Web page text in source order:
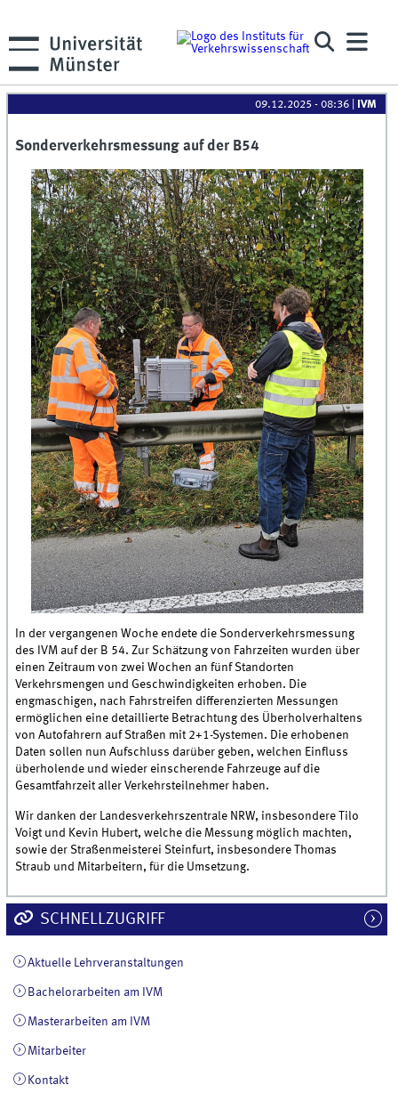
09.12.2025 - 08:36 IVM
Sonderverkehrsmessung auf der B54
In der vergangenen Woche endete die Sonderverkehrsmessung
des IVM auf der B 54. Zur Schätzung von Fahrzeiten wurden über
einen Zeitraum von zwei Wochen an fünf Standorten
Verkehrsmengen und Geschwindigkeiten erhoben. Die
engmaschigen, nach Fahrstreifen differenzierten Messungen
ermöglichen eine detaillierte Betrachtung des Überholverhaltens
von Autofahrern auf Straßen mit 2+1-Systemen. Die erhobenen
Daten sollen nun Aufschluss darüber geben, welchen Einfluss
überholende und wieder einscherende Fahrzeuge auf die
Gesamtfahrzeit aller Verkehrsteilnehmer haben.
Wir danken der Landesverkehrszentrale NRW, insbesondere Tilo
Voigt und Kevin Hubert, welche die Messung möglich machten,
sowie der Straßenmeisterei Steinfurt, insbesondere Thomas
Straub und Mitarbeitern, für die Umsetzung.
SCHNELLZUGRIFF
Aktuelle Lehrveranstaltungen
Bachelorarbeiten am IVM
Masterarbeiten am IVM
Mitarbeiter
Kontakt